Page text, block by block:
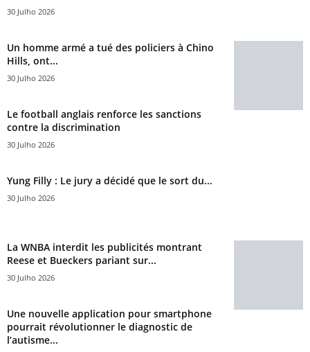
30 Julho 2026
Un homme armé a tué des policiers à Chino
Hills, ont...
30 Julho 2026
Le football anglais renforce les sanctions
contre la discrimination
30 Julho 2026
Yung Filly : Le jury a décidé que le sort du...
30 Julho 2026
La WNBA interdit les publicités montrant
Reese et Bueckers pariant sur...
30 Julho 2026
Une nouvelle application pour smartphone
pourrait révolutionner le diagnostic de
l’autisme...